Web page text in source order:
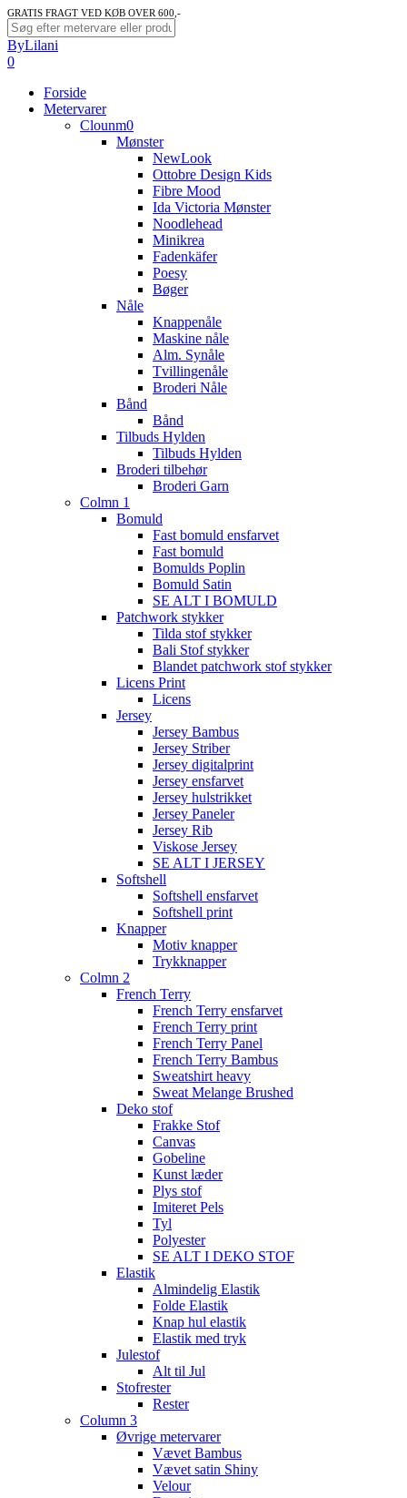
Skip
to
main
content
GRATIS FRAGT VED KØB OVER 600,-
Close
Search
ByLilani
search
account
0
Forside
Metervarer
Clounm0
Mønster
NewLook
Ottobre Design Kids
Fibre Mood
Ida Victoria Mønster
Noodlehead
Minikrea
Fadenkäfer
Poesy
Bøger
Nåle
Knappenåle
Maskine nåle
Alm. Synåle
Tvillingenåle
Broderi Nåle
Bånd
Bånd
Tilbuds Hylden
Tilbuds Hylden
Broderi tilbehør
Broderi Garn
Colmn 1
Bomuld
Fast bomuld ensfarvet
Fast bomuld
Bomulds Poplin
Bomuld Satin
SE ALT I BOMULD
Patchwork stykker
Tilda stof stykker
Bali Stof stykker
Blandet patchwork stof stykker
Licens Print
Licens
Jersey
Jersey Bambus
Jersey Striber
Jersey digitalprint
Jersey ensfarvet
Jersey hulstrikket
Jersey Paneler
Jersey Rib
Viskose Jersey
SE ALT I JERSEY
Softshell
Softshell ensfarvet
Softshell print
Knapper
Motiv knapper
Trykknapper
Colmn 2
French Terry
French Terry ensfarvet
French Terry print
French Terry Panel
French Terry Bambus
Sweatshirt heavy
Sweat Melange Brushed
Deko stof
Frakke Stof
Canvas
Gobeline
Kunst læder
Plys stof
Imiteret Pels
Tyl
Polyester
SE ALT I DEKO STOF
Elastik
Almindelig Elastik
Folde Elastik
Knap hul elastik
Elastik med tryk
Julestof
Alt til Jul
Stofrester
Rester
Column 3
Øvrige metervarer
Vævet Bambus
Vævet satin Shiny
Velour